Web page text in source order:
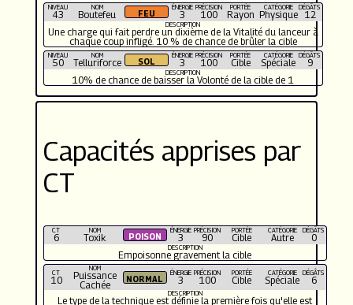
NIVEAU
43
NOM
Boutefeu
ÉNERGIE
3
PRÉCISION
100
PORTÉE
Rayon
CATÉGORIE
Physique
DÉGÂTS
12
DESCRIPTION
Une charge qui fait perdre un dixième de la Vitalité du lanceur à
chaque coup infligé. 10 % de chance de brûler la cible
NIVEAU
50
NOM
Telluriforce
ÉNERGIE
3
PRÉCISION
100
PORTÉE
Cible
CATÉGORIE
Spéciale
DÉGÂTS
9
DESCRIPTION
10% de chance de baisser la Volonté de la cible de 1
Capacités apprises par
CT
CT
6
NOM
Toxik
ÉNERGIE
3
PRÉCISION
90
PORTÉE
Cible
CATÉGORIE
Autre
DÉGÂTS
0
DESCRIPTION
Empoisonne gravement la cible
CT
10
NOM
Puissance
Cachée
ÉNERGIE
3
PRÉCISION
100
PORTÉE
Cible
CATÉGORIE
Spéciale
DÉGÂTS
6
DESCRIPTION
Le type de la technique est définie la première fois qu'elle est